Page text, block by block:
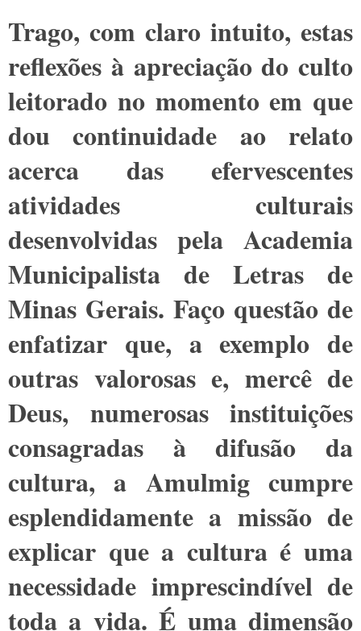
Trago, com claro intuito, estas
reflexões à apreciação do culto
leitorado no momento em que
dou continuidade ao relato
acerca das efervescentes
atividades culturais
desenvolvidas pela Academia
Municipalista de Letras de
Minas Gerais. Faço questão de
enfatizar que, a exemplo de
outras valorosas e, mercê de
Deus, numerosas instituições
consagradas à difusão da
cultura, a Amulmig cumpre
esplendidamente a missão de
explicar que a cultura é uma
necessidade imprescindível de
toda a vida. É uma dimensão